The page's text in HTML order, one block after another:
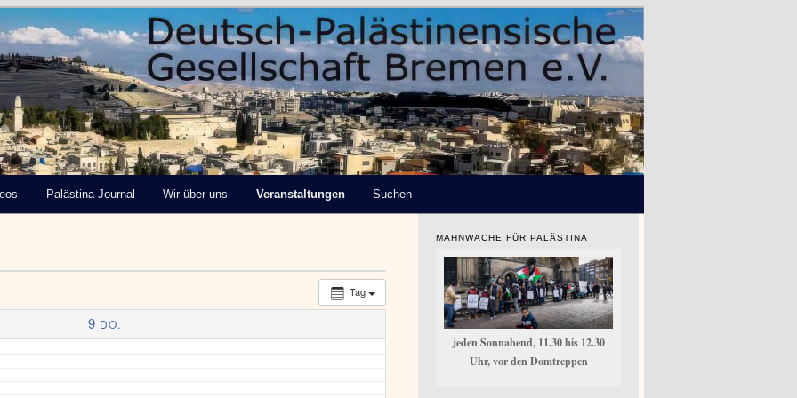
Gesellschaft
Palästina Journal Wir über uns Veranstaltungen Suchen
Tag
9 DO.
MAHNWACHE FÜR PALÄSTINA
jeden Sonnabend, 11.30 bis 12.30
Uhr, vor den Domtreppen